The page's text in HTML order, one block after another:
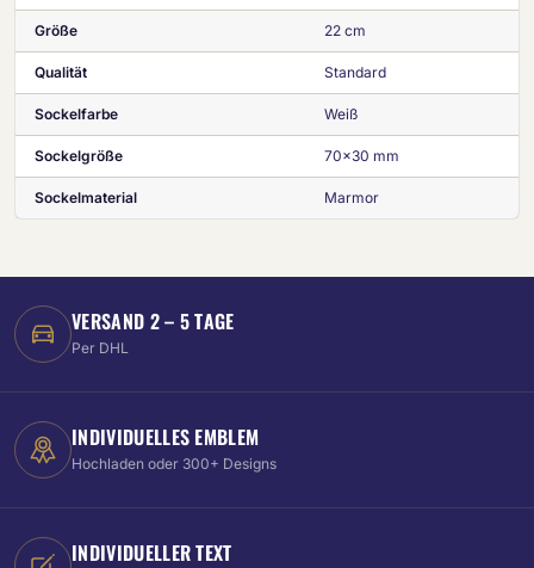
Größe 22 cm
Qualität Standard
Sockelfarbe Weiß
Sockelgröße 70x30 mm
Sockelmaterial Marmor
VERSAND 2 – 5 TAGE
Per DHL
INDIVIDUELLES EMBLEM
Hochladen oder 300+ Designs
INDIVIDUELLER TEXT